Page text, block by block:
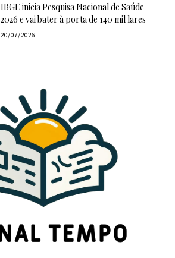
IBGE inicia Pesquisa Nacional de Saúde
2026 e vai bater à porta de 140 mil lares
20/07/2026